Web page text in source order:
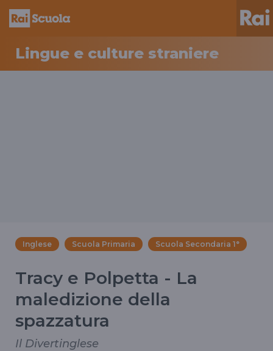
Lingue e culture straniere
Inglese Scuola Primaria Scuola Secondaria 1°
Tracy e Polpetta - La
maledizione della
spazzatura
Il Divertinglese